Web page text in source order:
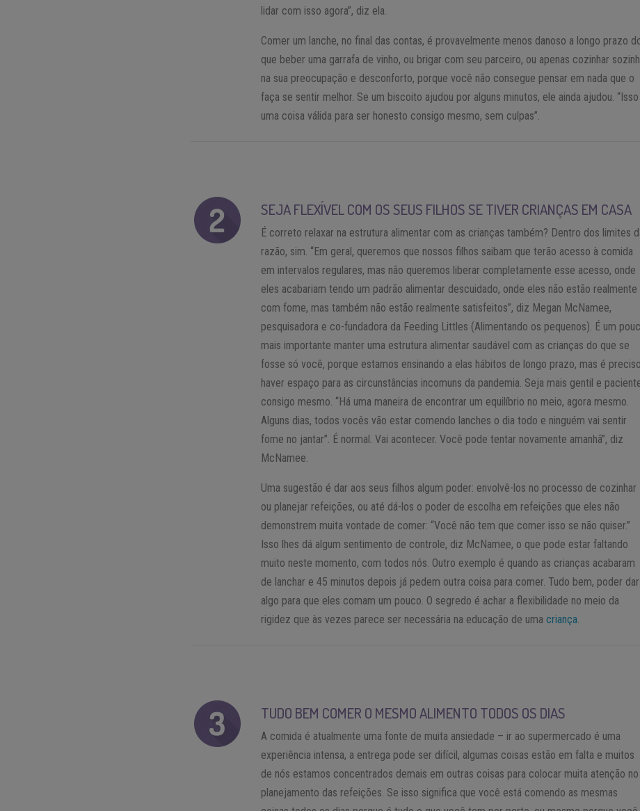
lidar com isso agora”, diz ela.
Comer um lanche, no final das contas, é provavelmente menos danoso a longo prazo
que beber uma garrafa de vinho, ou brigar com seu parceiro, ou apenas cozinhar
na sua preocupação e desconforto, porque você não consegue pensar em nada que o
faça se sentir melhor. Se um biscoito ajudou por alguns minutos, ele ainda ajudou.
uma coisa válida para ser honesto consigo mesmo, sem culpas”.
SEJA FLEXÍVEL COM OS SEUS FILHOS SE TIVER CRIANÇAS EM CASA
É correto relaxar na estrutura alimentar com as crianças também? Dentro dos limites
razão, sim. “Em geral, queremos que nossos filhos saibam que terão acesso à comida
em intervalos regulares, mas não queremos liberar completamente esse acesso, onde
eles acabariam tendo um padrão alimentar descuidado, onde eles não estão realmente
com fome, mas também não estão realmente satisfeitos”, diz Megan McNamee,
pesquisadora e co-fundadora da Feeding Littles (Alimentando os pequenos). É um
mais importante manter uma estrutura alimentar saudável com as crianças do que se
fosse só você, porque estamos ensinando a elas hábitos de longo prazo, mas é preciso
haver espaço para as circunstâncias incomuns da pandemia. Seja mais gentil e
consigo mesmo. “Há uma maneira de encontrar um equilíbrio no meio, agora mesmo.
Alguns dias, todos vocês vão estar comendo lanches o dia todo e ninguém vai sentir
fome no jantar”. É normal. Vai acontecer. Você pode tentar novamente amanhã”, diz
McNamee.
Uma sugestão é dar aos seus filhos algum poder: envolvê-los no processo de cozinhar
ou planejar refeições, ou até dá-los o poder de escolha em refeições que eles não
demonstrem muita vontade de comer: “Você não tem que comer isso se não quiser.”
Isso lhes dá algum sentimento de controle, diz McNamee, o que pode estar faltando
muito neste momento, com todos nós. Outro exemplo é quando as crianças acabaram
de lanchar e 45 minutos depois já pedem outra coisa para comer. Tudo bem, poder dar
algo para que eles comam um pouco. O segredo é achar a flexibilidade no meio da
rigidez que às vezes parece ser necessária na educação de umacriança.
TUDO BEM COMER O MESMO ALIMENTO TODOS OS DIAS
A comida é atualmente uma fonte de muita ansiedade – ir ao supermercado é uma
experiência intensa, a entrega pode ser difícil, algumas coisas estão em falta e muitos
de nós estamos concentrados demais em outras coisas para colocar muita atenção no
planejamento das refeições. Se isso significa que você está comendo as mesmas